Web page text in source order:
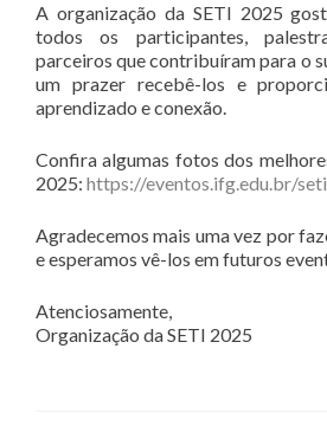
A organização da SETI 2025
todos os participantes,
parceiros que contribuíram para o
um prazer recebê-los e
aprendizado e conexão.
Confira algumas fotos dos
2025: https://eventos.ifg.edu.br/
Agradecemos mais uma vez por
e esperamos vê-los em futuros
Atenciosamente,
Organização da SETI 2025